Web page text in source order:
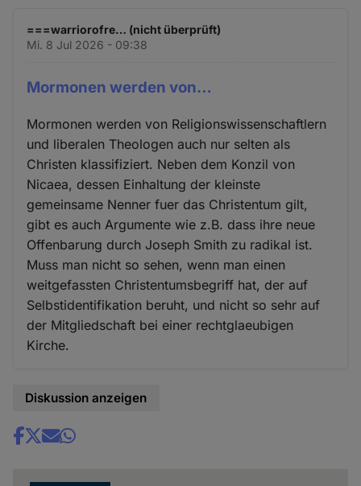
===warriorofre… (nicht überprüft)
Mi. 8 Jul 2026 - 09:38
Mormonen werden von…
Mormonen werden von Religionswissenschaftlern
und liberalen Theologen auch nur selten als
Christen klassifiziert. Neben dem Konzil von
Nicaea, dessen Einhaltung der kleinste
gemeinsame Nenner fuer das Christentum gilt,
gibt es auch Argumente wie z.B. dass ihre neue
Offenbarung durch Joseph Smith zu radikal ist.
Muss man nicht so sehen, wenn man einen
weitgefassten Christentumsbegriff hat, der auf
Selbstidentifikation beruht, und nicht so sehr auf
der Mitgliedschaft bei einer rechtglaeubigen
Kirche.
Diskussion anzeigen
Share